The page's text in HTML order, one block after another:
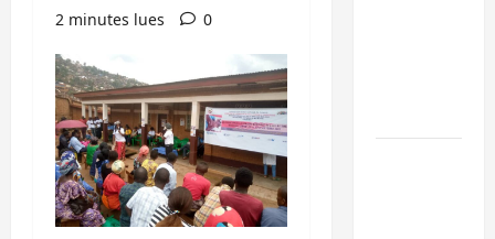
2 minutes lues
0